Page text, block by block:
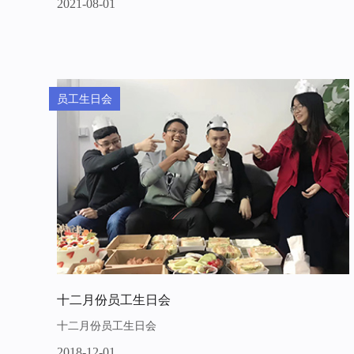
2021-08-01
员工生日会
十二月份员工生日会
十二月份员工生日会